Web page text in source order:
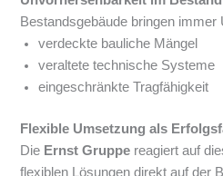
Bestandsgebäude bringen
verdeckte bauliche Mängel
veraltete technische Systeme
eingeschränkte Tragfähigkeit
Flexible Umsetzung als
Die Ernst Gruppe reagiert auf
flexiblen Lösungen direkt auf der